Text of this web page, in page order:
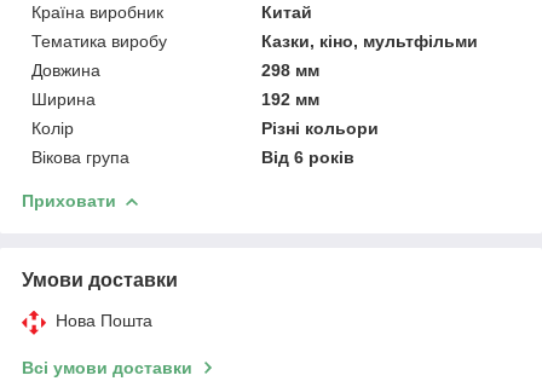
Країна виробник
Китай
Тематика виробу
Казки, кіно, мультфільми
Довжина
298 мм
Ширина
192 мм
Колір
Різні кольори
Вікова група
Від 6 років
Приховати
Умови доставки
Нова Пошта
Всі умови доставки